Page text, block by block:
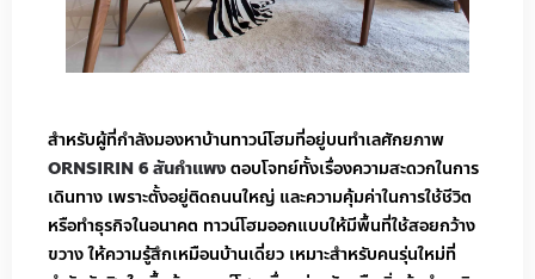
สำหรับผู้ที่กำลังมองหาบ้านทาวน์โฮมที่อยู่บนทำเลศักยภาพ
ORNSIRIN 6 สันกำแพงตอบโจทย์ทั้งเรื่องความสะดวกในการ
เดินทาง เพราะตั้งอยู่ติดถนนใหญ่ และความคุ้มค่าในการใช้ชีวิต
หรือทำธุรกิจในอนาคต ทาวน์โฮมออกแบบให้มีพื้นที่ใช้สอยกว้าง
ขวาง ให้ความรู้สึกเหมือนบ้านเดี่ยว เหมาะสำหรับคนรุ่นใหม่ที่